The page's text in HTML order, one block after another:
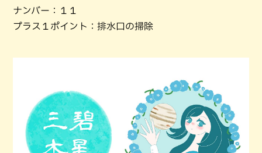
ナンバー：１１
プラス１ポイント：排水口の掃除